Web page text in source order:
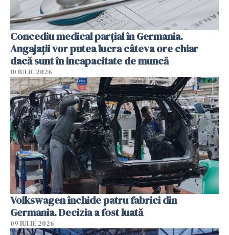
Concediu medical parțial în Germania.
Angajații vor putea lucra câteva ore chiar
dacă sunt în incapacitate de muncă
10 IULIE 2026
Volkswagen închide patru fabrici din
Germania. Decizia a fost luată
09 IULIE 2026